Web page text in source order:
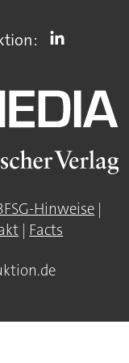
Hinweise |
| Facts